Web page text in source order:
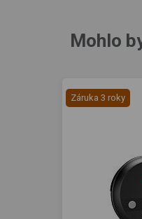
Mohlo
Záruka 3 roky